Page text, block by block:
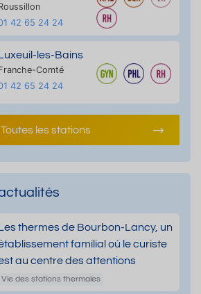
42 65 24 24
les-Bains
Comté
42 65 24 24
Toutes les stations
thermes de Bourbon-Lancy, un
familial où le curiste
au centre des attentions
Vie des stations thermales